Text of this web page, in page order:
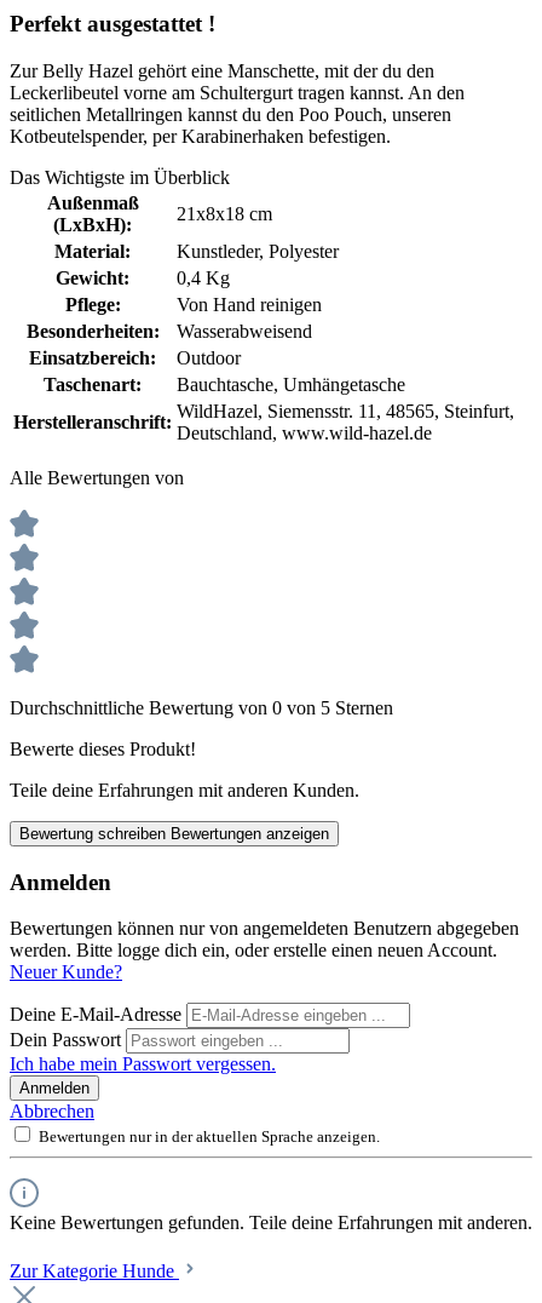
Perfekt ausgestattet !
Zur Belly Hazel gehört eine Manschette, mit der du den
Leckerlibeutel vorne am Schultergurt tragen kannst. An den
seitlichen Metallringen kannst du den Poo Pouch, unseren
Kotbeutelspender, per Karabinerhaken befestigen.
Das Wichtigste im Überblick
Außenmaß
(LxBxH):
21x8x18 cm
Material:
Kunstleder, Polyester
Gewicht:
0,4 Kg
Pflege:
Von Hand reinigen
Besonderheiten:
Wasserabweisend
Einsatzbereich:
Outdoor
Taschenart:
Bauchtasche, Umhängetasche
Herstelleranschrift:
WildHazel, Siemensstr. 11, 48565, Steinfurt,
Deutschland, www.wild-hazel.de
Alle Bewertungen von
Durchschnittliche Bewertung von 0 von 5 Sternen
Bewerte dieses Produkt!
Teile deine Erfahrungen mit anderen Kunden.
Bewertung schreiben Bewertungen anzeigen
Anmelden
Bewertungen können nur von angemeldeten Benutzern abgegeben
werden. Bitte logge dich ein, oder erstelle einen neuen Account.
Neuer Kunde?
Deine E-Mail-Adresse
Dein Passwort
Ich habe mein Passwort vergessen.
Anmelden
Abbrechen
Bewertungen nur in der aktuellen Sprache anzeigen.
Keine Bewertungen gefunden. Teile deine Erfahrungen mit anderen.
Zur Kategorie Hunde